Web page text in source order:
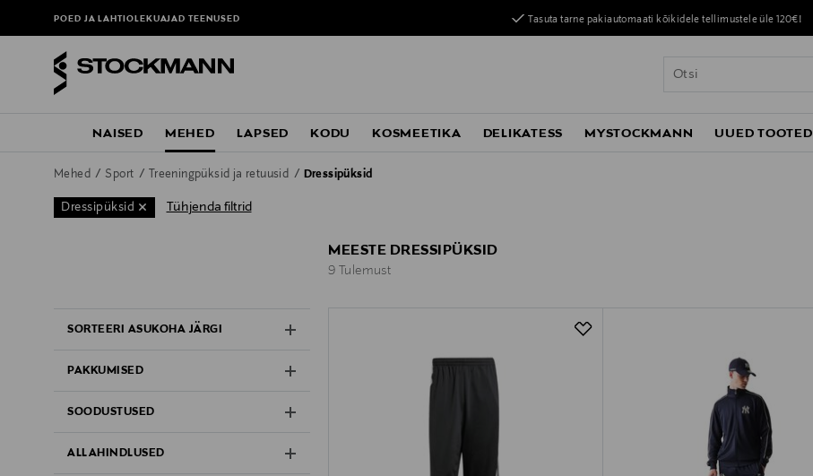
POED JA LAHTIOLEKUAJADTEENUSED Tasuta tarne pakiautomaati kõikidele tellimustele üle 120€!
NAISED MEHED LAPSED KODU KOSMEETIKA DELIKATESS MYSTOCKMANN UUED TOOTED
Mehed Sport Treeningpüksid ja retuusid Dressipüksid
Dressipüksid Tühjenda filtrid
SORTEERI ASUKOHA JÄRGI
PAKKUMISED
SOODUSTUSED
ALLAHINDLUSED
MEESTE DRESSIPÜKSID
9 Tulemust